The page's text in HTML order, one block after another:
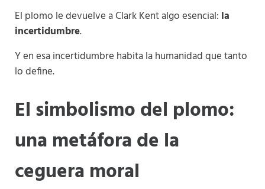
El plomo le devuelve a Clark Kent algo esencial: la
incertidumbre.
Y en esa incertidumbre habita la humanidad que tanto
lo define.
El simbolismo del plomo:
una metáfora de la
ceguera moral